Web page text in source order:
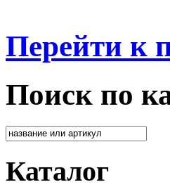
Перейти к
Поиск по
Каталог